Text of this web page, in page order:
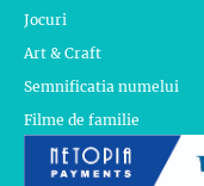
Jocuri
Art & Craft
Semnificatia numelui
Filme de familie